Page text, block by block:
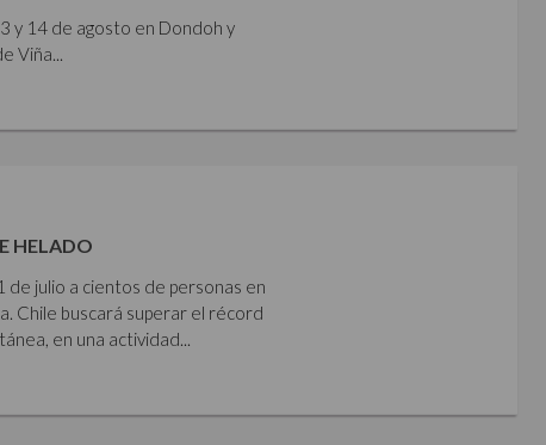
y 14 de agosto en Dondoh y
Viña...
HELADO
julio a cientos de personas en
Chile buscará superar el récord
en una actividad...